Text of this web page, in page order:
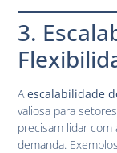
3.
Aescalabilidade
valiosa para
precisam lidar
demanda.